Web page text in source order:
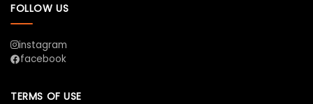
FOLLOW US
instagram
facebook
TERMS OF USE